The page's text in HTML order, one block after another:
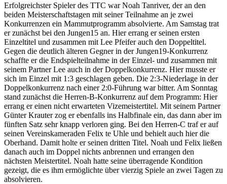
Erfolgreichster Spieler des TTC war Noah Tanriver, der an den
beiden Meisterschaftstagen mit seiner Teilnahme an je zwei
Konkurrenzen ein Mammutprogramm absolvierte. Am Samstag trat
er zunächst bei den Jungen15 an. Hier errang er seinen ersten
Einzeltitel und zusammen mit Lee Pfeifer auch den Doppeltitel.
Gegen die deutlich älteren Gegner in der Jungen19-Konkurrenz
schaffte er die Endspielteilnahme in der Einzel- und zusammen mit
seinem Partner Lee auch in der Doppelkonkurrenz. Hier musste er
sich im Einzel mit 1:3 geschlagen geben. Die 2:3-Niederlage in der
Doppelkonkurrenz nach einer 2:0-Führung war bitter. Am Sonntag
stand zunächst die Herren-B-Konkurrenz auf dem Programm: Hier
errang er einen nicht erwarteten Vizemeistertitel. Mit seinem Partner
Günter Krauter zog er ebenfalls ins Halbfinale ein, das dann aber im
fünften Satz sehr knapp verloren ging. Bei den Herren-C traf er auf
seinen Vereinskameraden Felix te Uhle und behielt auch hier die
Oberhand. Damit holte er seinen dritten Titel. Noah und Felix ließen
danach auch im Doppel nichts anbrennen und errangen den
nächsten Meistertitel. Noah hatte seine überragende Kondition
gezeigt, die es ihm ermöglichte über vierzig Spiele an zwei Tagen zu
absolvieren.